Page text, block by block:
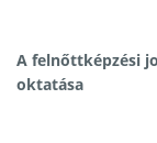
A felnőttképzési
oktatása